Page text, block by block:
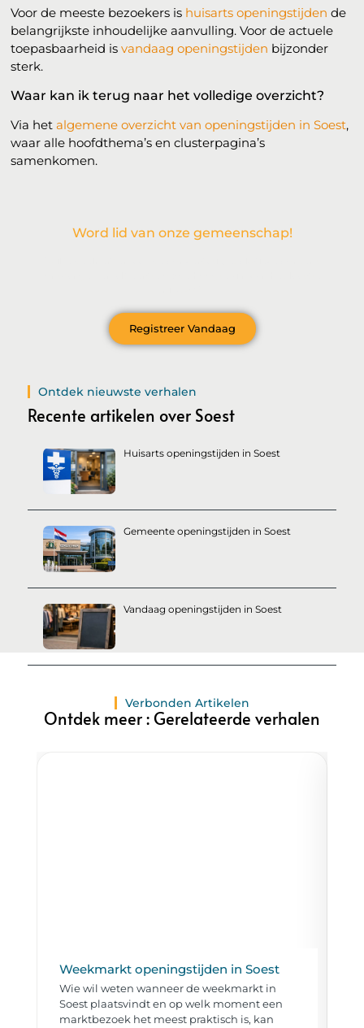
Voor de meeste bezoekers is huisarts openingstijden de
belangrijkste inhoudelijke aanvulling. Voor de actuele
toepasbaarheid isvandaag openingstijden bijzonder
sterk.
Waar kan ik terug naar het volledige overzicht?
Via hetalgemene overzicht van openingstijden in Soest,
waar alle hoofdthema’s en clusterpagina’s
samenkomen.
Word lid van onze gemeenschap!
Registreer Vandaag
Ontdek nieuwste verhalen
Recente artikelen over Soest
Huisarts openingstijden in Soest
Gemeente openingstijden in Soest
Vandaag openingstijden in Soest
Verbonden Artikelen
Ontdek meer : Gerelateerde verhalen
Weekmarkt openingstijden in Soest
Wie wil weten wanneer de weekmarkt in
Soest plaatsvindt en op welk moment een
marktbezoek het meest praktisch is, kan